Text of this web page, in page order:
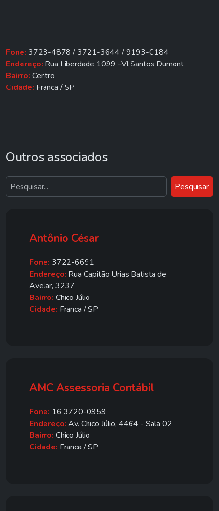
Fone: 3723-4878 / 3721-3644 / 9193-0184
Endereço: Rua Liberdade 1099 –Vl Santos Dumont
Bairro: Centro
Cidade: Franca / SP
Outros associados
Pesquisar
Antônio César
Fone: 3722-6691
Endereço: Rua Capitão Urias Batista de
Avelar, 3237
Bairro: Chico Júlio
Cidade: Franca / SP
AMC Assessoria Contábil
Fone: 16 3720-0959
Endereço: Av. Chico Júlio, 4464 - Sala 02
Bairro: Chico Júlio
Cidade: Franca / SP